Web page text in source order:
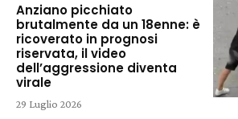
Anziano picchiato
brutalmente da un 18enne: è
ricoverato in prognosi
riservata, il video
dell’aggressione diventa
virale
29 Luglio 2026